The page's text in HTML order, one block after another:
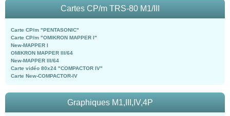
Cartes CP/m TRS-80 M1/III
Carte CP/m "PENTASONIC"
Carte CP/m "OMIKRON MAPPER I"
New-MAPPER I
OMIKRON MAPPER III/64
New-MAPPER III/64
Carte vidéo 80x24 "COMPACTOR IV"
Carte New-COMPACTOR-IV
Graphiques M1,III,IV,4P